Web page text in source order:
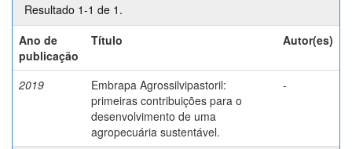
Resultado 1-1 de 1.
Ano de
publicação
Título Autor(es)
2019
Embrapa Agrossilvipastoril:
primeiras contribuições para o
desenvolvimento de uma
agropecuária sustentável.
-